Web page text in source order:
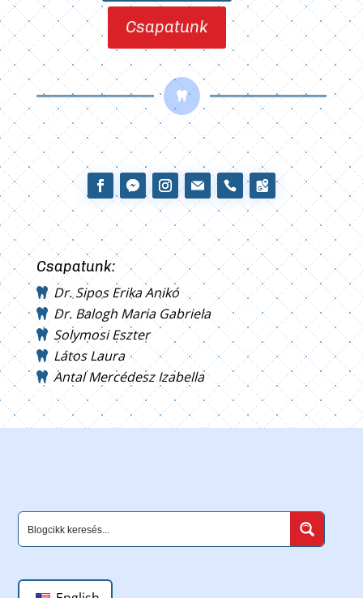
Csapatunk

Csapatunk:
Dr. Sipos Erika Anikó
Dr. Balogh Maria Gabriela
Solymosi Eszter
Látos Laura
Antal Mercédesz Izabella